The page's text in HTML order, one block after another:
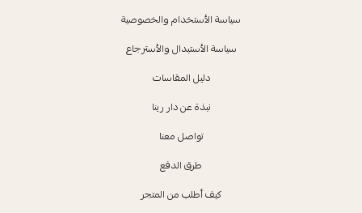
سياسة الأستخدام والخصوصية
سياسة الأستبدال والأسترجاع
دليل المقاسات
نبذة عن دار رينا
تواصل معنا
طرق الدفع
كيف أطلب من المتجر